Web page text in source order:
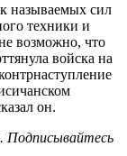
называемых сил
техники и
возможно, что
войска на
он.
Подписывайтесь